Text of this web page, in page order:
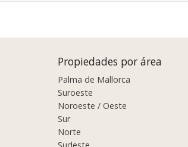
Propiedades por área
Palma de Mallorca
Suroeste
Noroeste / Oeste
Sur
Norte